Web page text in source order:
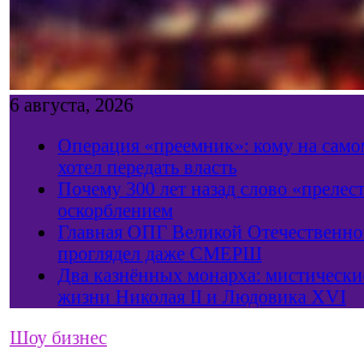
6 августа, 2026
Операция «преемник»: кому на
хотел передать власть
Почему 300 лет назад слово
оскорблением
Главная ОПГ Великой
проглядел даже СМЕРШ
Два казнённых монарха:
жизни Николая II и Людовика XVI
Шоу бизнес